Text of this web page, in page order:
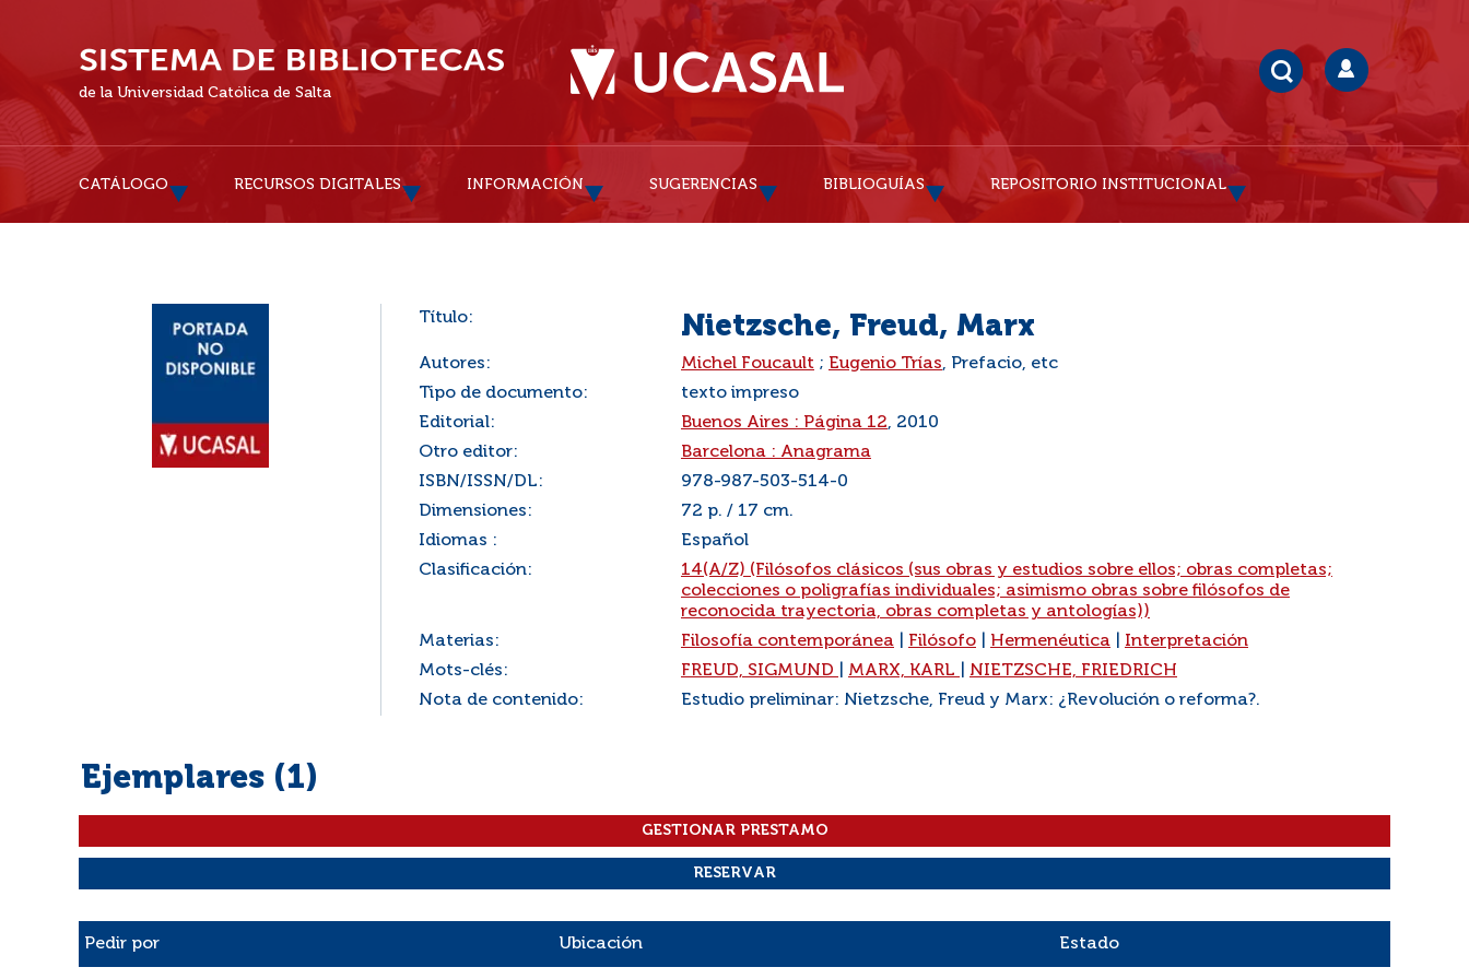
de la Universidad Católica de Salta
CATÁLOGO RECURSOS DIGITALES INFORMACIÓN SUGERENCIAS BIBLIOGUÍAS REPOSITORIO INSTITUCIONAL
Título: Nietzsche, Freud, Marx
Autores: Michel Foucault ; Eugenio Trías, Prefacio, etc
Tipo de documento:
texto impreso
Editorial:
Buenos Aires : Página 12, 2010
Otro editor:
Barcelona : Anagrama
ISBN/ISSN/DL:
978-987-503-514-0
Dimensiones:
72 p. / 17 cm.
Idiomas :
Español
Clasificación:
14(A/Z) (Filósofos clásicos (sus obras y estudios sobre ellos; obras completas;
colecciones o poligrafías individuales; asimismo obras sobre filósofos de
reconocida trayectoria, obras completas y antologías))
Materias:
Filosofía contemporánea Filósofo Hermenéutica
Interpretación
Mots-clés:
FREUD, SIGMUND MARX, KARL
NIETZSCHE, FRIEDRICH
Nota de contenido:
Estudio preliminar: Nietzsche, Freud y Marx: ¿Revolución o reforma?.
Ejemplares (1)
Pedir por Ubicación Estado